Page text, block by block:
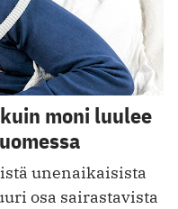
moni luulee
unenaikaisista
osa sairastavista